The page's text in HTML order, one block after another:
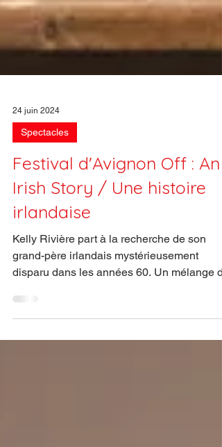
24 juin 2024
Festival d'Avignon Off : An
Irish Story / Une histoire
irlandaise
Kelly Rivière part à la recherche de son
grand-père irlandais mystérieusement
disparu dans les années 60. Un mélange